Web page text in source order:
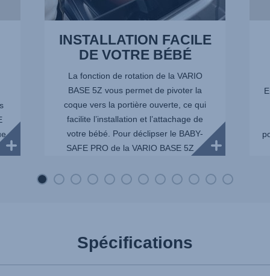
INSTALLATION FACILE
DE VOTRE BÉBÉ
La fonction de rotation de la VARIO
BASE 5Z vous permet de pivoter la
coque vers la portière ouverte, ce qui
facilite l’installation et l’attachage de
votre bébé. Pour déclipser le BABY-
SAFE PRO de la VARIO BASE 5Z ...
Spécifications